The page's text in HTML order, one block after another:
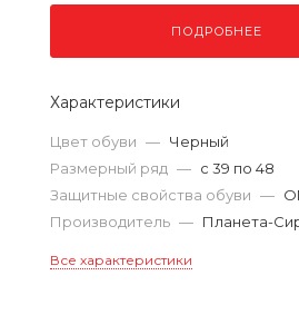
ПОДРОБНЕЕ
Характеристики
Цвет обуви — Черный
Размерный ряд — с 39 по 48
Защитные свойства обуви —
Производитель — Планета-
Все характеристики